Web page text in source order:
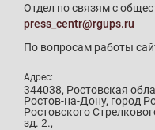
Отдел по связям с
press_centr@rgups.ru
По вопросам работы
Адрес:
344038, Ростовская
Ростов-на-Дону, город
Ростовского
зд. 2.,